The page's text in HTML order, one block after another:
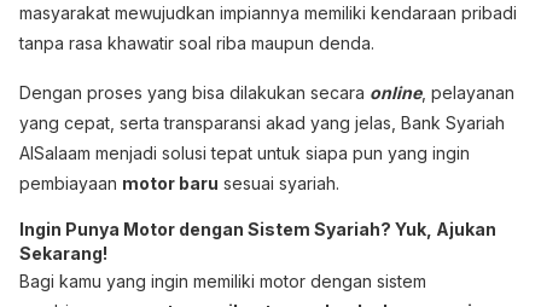
masyarakat mewujudkan impiannya memiliki kendaraan pribadi
tanpa rasa khawatir soal riba maupun denda.
Dengan proses yang bisa dilakukan secara online, pelayanan
yang cepat, serta transparansi akad yang jelas, Bank Syariah
AlSalaam menjadi solusi tepat untuk siapa pun yang ingin
pembiayaan motor baru sesuai syariah.
Ingin Punya Motor dengan Sistem Syariah? Yuk, Ajukan
Sekarang!
Bagi kamu yang ingin memiliki motor dengan sistem